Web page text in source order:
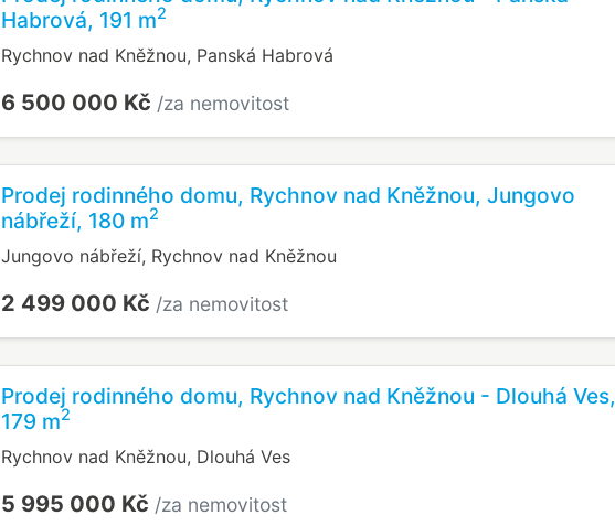
Habrová, 191 m2
Rychnov nad Kněžnou, Panská Habrová
6 500 000 Kč /za nemovitost
Prodej rodinného domu, Rychnov nad Kněžnou, Jungovo
nábřeží, 180 m2
Jungovo nábřeží, Rychnov nad Kněžnou
2 499 000 Kč /za nemovitost
Prodej rodinného domu, Rychnov nad Kněžnou - Dlouhá Ves,
179 m2
Rychnov nad Kněžnou, Dlouhá Ves
5 995 000 Kč /za nemovitost